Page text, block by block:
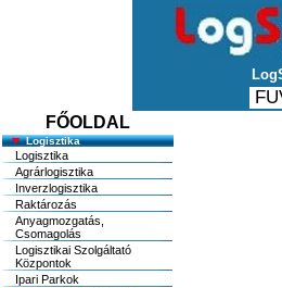
FŐOLDAL
Logisztika
Logisztika
Agrárlogisztika
Inverzlogisztika
Raktározás
Anyagmozgatás,
Csomagolás
Logisztikai Szolgáltató
Központok
Ipari Parkok